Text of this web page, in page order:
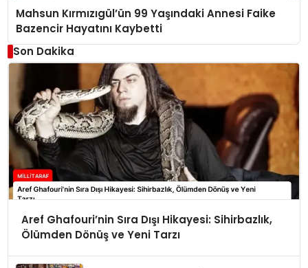
Mahsun Kırmızıgül’ün 99 Yaşındaki Annesi Faike
Bazencir Hayatını Kaybetti
Son Dakika
Aref Ghafouri’nin Sıra Dışı Hikayesi: Sihirbazlık,
Ölümden Dönüş ve Yeni Tarzı